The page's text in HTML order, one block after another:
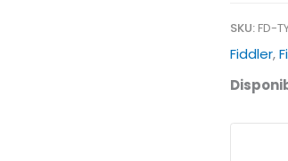
Fiddler,
SKU: FD-